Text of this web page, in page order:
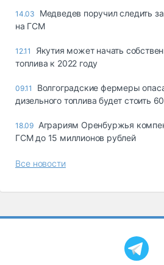
14.03
Медведев поручил следить
на ГСМ
12.11
Якутия может начать
топлива к 2022 году
09.11
Волгоградские фермеры
дизельного топлива будет стоить
18.09 Аграриям Оренбуржья
ГСМ до 15 миллионов рублей
Все новости